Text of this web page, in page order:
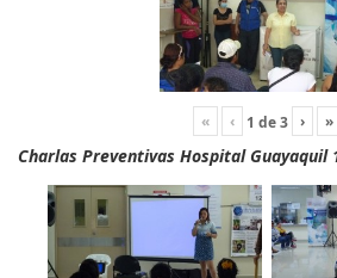
« ‹ 1 de3 › »
Charlas Preventivas Hospital Guayaquil